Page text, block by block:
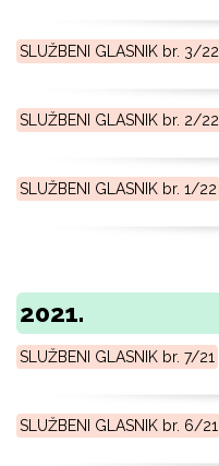
SLUŽBENI GLASNIK br. 3/22
SLUŽBENI GLASNIK br. 2/22
SLUŽBENI GLASNIK br. 1/22
2021.
SLUŽBENI GLASNIK br. 7/21
SLUŽBENI GLASNIK br. 6/21